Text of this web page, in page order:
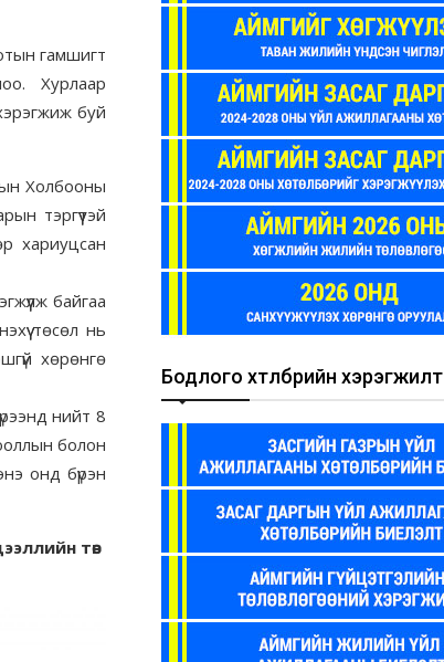
гамшигт
Хурлаар
буй
Холбооны
тэргүүтэй
хариуцсан
байгаа
төсөл нь
хөрөнгө
нийт 8
болон
онд бүрэн
төв
Бодлого хөтөлбөрийн хэрэгжилт